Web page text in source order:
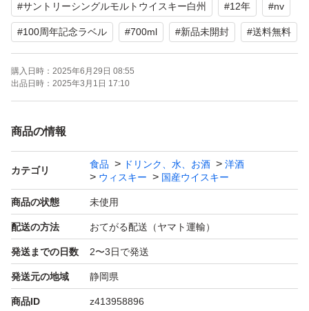
け出来ませんので、ご了承下さい。
バラ売り・お値下げは不可とさせて頂きます！
#サントリーシングルモルトウイスキー白州 #12年 #nv
#100周年記念ラベル #700ml #新品未開封 #送料無料
購入日時： 2025年6月29日 08:55
出品日時： 2025年3月1日 17:10
商品の情報
カテゴリ
食品 ドリンク、水、お酒
洋酒
ウィスキー
国産ウイスキー
商品の状態 未使用
配送の方法 おてがる配送（ヤマト運輸）
発送までの日数 2〜3日で発送
発送元の地域 静岡県
商品ID z413958896